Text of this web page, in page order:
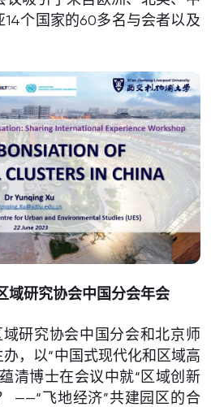
个国家的60多名与会者以及
域研究协会中国分会年会
研究协会中国分会和北京师
，以“中国式现代化和区域高
清博士在会议中就“区域创新
——“飞地经济”共建园区的合